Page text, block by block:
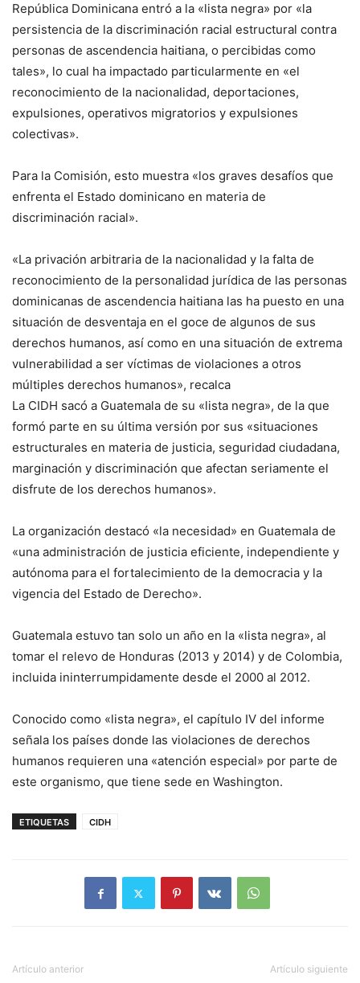
República Dominicana entró a la «lista negra» por «la
persistencia de la discriminación racial estructural contra
personas de ascendencia haitiana, o percibidas como
tales», lo cual ha impactado particularmente en «el
reconocimiento de la nacionalidad, deportaciones,
expulsiones, operativos migratorios y expulsiones
colectivas».
Para la Comisión, esto muestra «los graves desafíos que
enfrenta el Estado dominicano en materia de
discriminación racial».
«La privación arbitraria de la nacionalidad y la falta de
reconocimiento de la personalidad jurídica de las personas
dominicanas de ascendencia haitiana las ha puesto en una
situación de desventaja en el goce de algunos de sus
derechos humanos, así como en una situación de extrema
vulnerabilidad a ser víctimas de violaciones a otros
múltiples derechos humanos», recalca
La CIDH sacó a Guatemala de su «lista negra», de la que
formó parte en su última versión por sus «situaciones
estructurales en materia de justicia, seguridad ciudadana,
marginación y discriminación que afectan seriamente el
disfrute de los derechos humanos».
La organización destacó «la necesidad» en Guatemala de
«una administración de justicia eficiente, independiente y
autónoma para el fortalecimiento de la democracia y la
vigencia del Estado de Derecho».
Guatemala estuvo tan solo un año en la «lista negra», al
tomar el relevo de Honduras (2013 y 2014) y de Colombia,
incluida ininterrumpidamente desde el 2000 al 2012.
Conocido como «lista negra», el capítulo IV del informe
señala los países donde las violaciones de derechos
humanos requieren una «atención especial» por parte de
este organismo, que tiene sede en Washington.
ETIQUETAS CIDH
Artículo anterior Artículo siguiente